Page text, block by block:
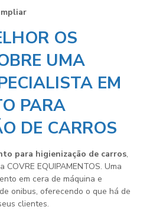
OS
UMA
EM
PARA
DE CARROS
para higienização de carros,
EQUIPAMENTOS. Uma
em cera de máquina e
onibus, oferecendo o que há de
clientes.